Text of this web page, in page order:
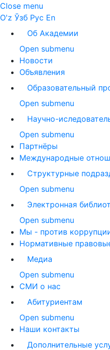
Close menu
O'z Ўзб Рус En
Об Академии
Open submenu
Новости
Объявления
Образовательный
Open submenu
Научно-
Open submenu
Партнёры
Международные
Структурные
Open submenu
Электронная
Open submenu
Мы - против
Нормативные
Медиа
Open submenu
СМИ о нас
Абитуриентам
Open submenu
Наши контакты
Дополнительные